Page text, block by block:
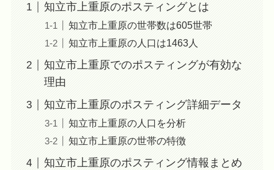
知立市上重原のポスティングとは
知立市上重原の世帯数は605世帯
知立市上重原の人口は1463人
知立市上重原でのポスティングが有効な
理由
知立市上重原のポスティング詳細データ
知立市上重原の人口を分析
知立市上重原の世帯の特徴
知立市上重原のポスティング情報まとめ